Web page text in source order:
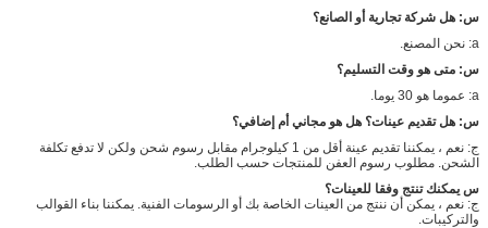
س: هل شركة تجارية أو الصانع؟
a: نحن المصنع.
س: متى هو وقت التسليم؟
a: عموما هو 30 يوما.
س: هل تقديم عينات؟ هل هو مجاني أم إضافي؟
ج: نعم ، يمكننا تقديم عينة أقل من 1 كيلوجرام مقابل رسوم شحن ولكن لا تدفع تكلفة
الشحن. مطلوب رسوم العفن للمنتجات حسب الطلب.
س يمكنك تنتج وفقا للعينات؟
ج: نعم ، يمكن أن ننتج من العينات الخاصة بك أو الرسومات الفنية. يمكننا بناء القوالب
والتركيبات.